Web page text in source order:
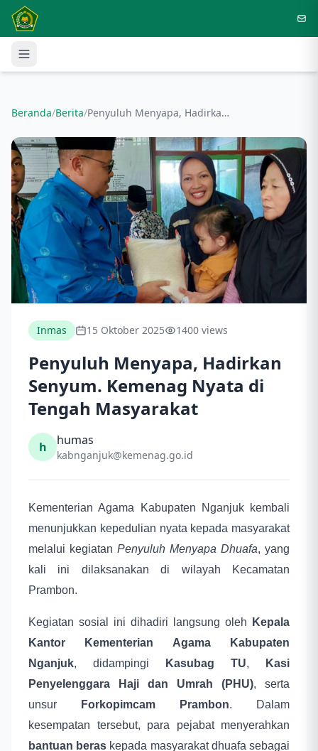
Langsung ke konten utama
Beranda/Berita/ Penyuluh Menyapa, Hadirkan Senyum. Kemenag Nyata di Tengah Masyarakat
Inmas 15 Oktober 2025 1400 views
Penyuluh Menyapa, Hadirkan
Senyum. Kemenag Nyata di
Tengah Masyarakat
h humas
kabnganjuk@kemenag.go.id
Kementerian Agama Kabupaten Nganjuk kembali
menunjukkan kepedulian nyata kepada masyarakat
melalui kegiatan Penyuluh Menyapa Dhuafa, yang
kali ini dilaksanakan di wilayah Kecamatan
Prambon.
Kegiatan sosial ini dihadiri langsung oleh
Kepala
Kantor Kementerian Agama Kabupaten
Nganjuk, didampingi Kasubag TU,
Kasi
Penyelenggara Haji dan Umrah (PHU), serta
unsur
Forkopimcam Prambon. Dalam
kesempatan tersebut, para pejabat menyerahkan
bantuan beras kepada masyarakat dhuafa sebagai